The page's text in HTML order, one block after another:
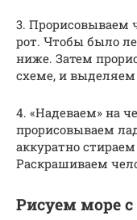
3. Прорисовываем
рот. Чтобы было
ниже. Затем
схеме, и выделяем
4. «Надеваем» на
прорисовываем
аккуратно
Раскрашиваем
Рисуем море